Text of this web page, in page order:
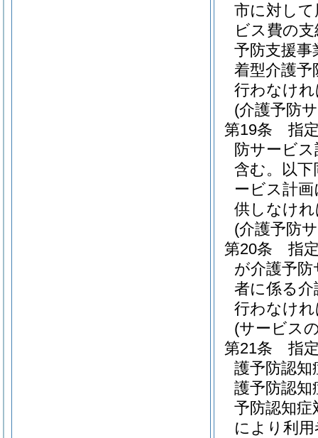
市に対し
ビス費の
予防支援
着型介護
行わなけ
(介護予防
第19条
指
防サービ
含む。以下
ービス計
供しなけ
(介護予防
第20条
指
が介護予
者に係る
行わなけ
(サービス
第21条
指
護予防認知
護予防認知
予防認知症
により利